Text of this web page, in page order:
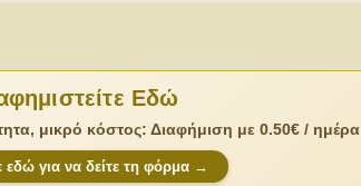
Εδώ
μικρό κόστος: Διαφήμιση με 0.50€ / ημέρα
εδώ για να δείτε τη φόρμα →